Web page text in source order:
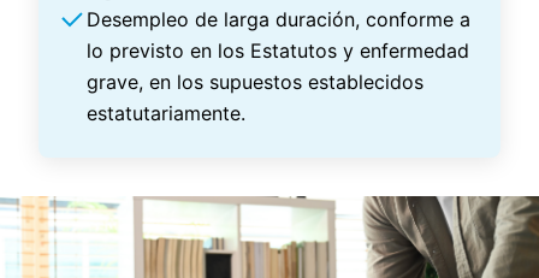
Desempleo de larga duración, conforme a
lo previsto en los Estatutos y enfermedad
grave, en los supuestos establecidos
estatutariamente.